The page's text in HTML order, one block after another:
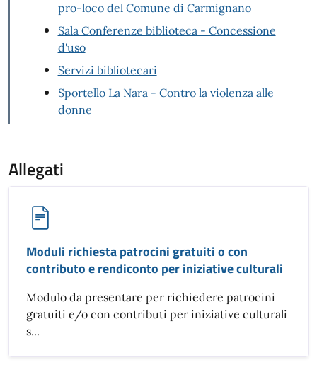
pro-loco del Comune di Carmignano
Sala Conferenze biblioteca - Concessione
d'uso
Servizi bibliotecari
Sportello La Nara - Contro la violenza alle
donne
Allegati
Moduli richiesta patrocini gratuiti o con
contributo e rendiconto per iniziative culturali
Modulo da presentare per richiedere patrocini
gratuiti e/o con contributi per iniziative culturali
s...